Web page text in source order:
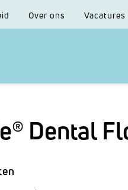
Over ons Vacatures
Dental